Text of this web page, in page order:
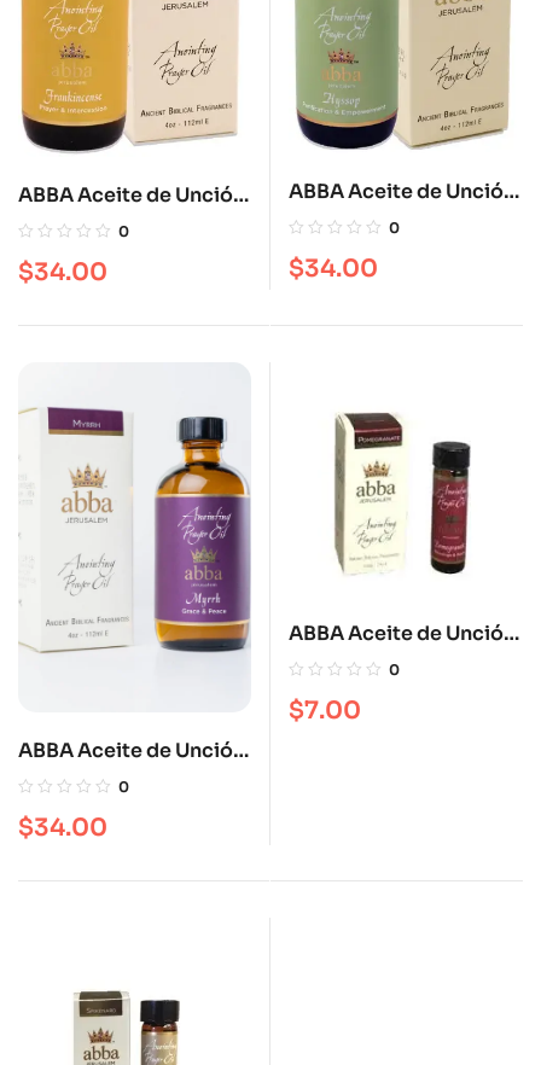
ABBA Aceite de Unción
Frankincense 4 oz
0
$34.00
ABBA Aceite de Unción
Hyssop 4 OZ
0
$34.00
ABBA Aceite de Unción
Mirra 4 oz 0
$34.00
ABBA Aceite de Unción
Pomegranate 1/4 OZ
0
$7.00